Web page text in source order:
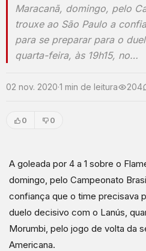
Maracanã, domingo, pelo
trouxe ao São Paulo a
para se preparar para o
quarta-feira, às 19h15, no…
02 nov. 2020·1 min de leitura 204
0 0
A goleada por 4 a 1 sobre o
domingo, pelo Campeonato
confiança que o time precisava
duelo decisivo com o Lanús,
Morumbi, pelo jogo de volta da
Americana.